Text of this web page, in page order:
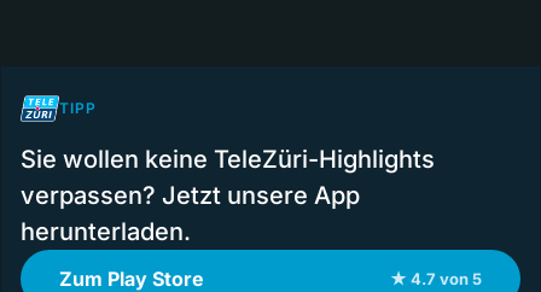
TIPP
Sie wollen keine TeleZüri-Highlights
verpassen? Jetzt unsere App
herunterladen.
Zum Play Store ★ 4.7 von 5